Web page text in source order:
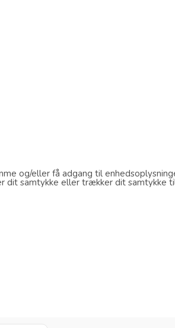
og/eller få adgang til
samtykke eller trækker dit samtykke